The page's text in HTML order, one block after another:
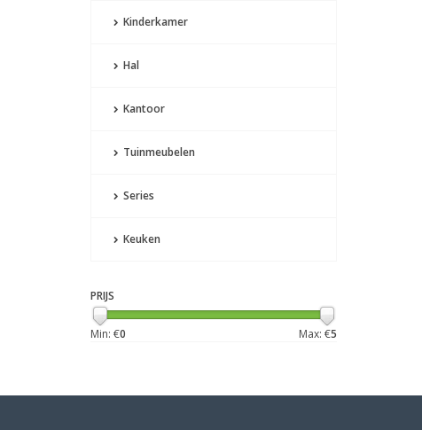
Kinderkamer
Hal
Kantoor
Tuinmeubelen
Series
Keuken
PRIJS
Min: €0 Max: €5